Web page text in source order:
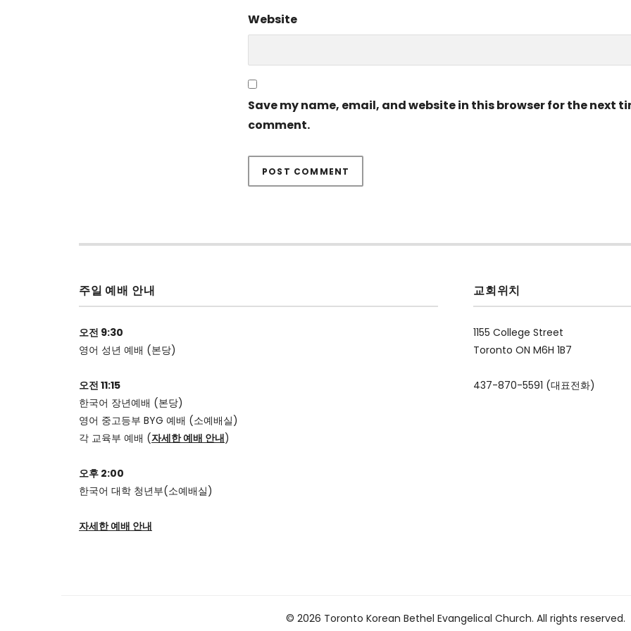
Website
Save my name, email, and website in this browser for the next
comment.
주일 예배 안내
오전 9:30
영어 성년 예배 (본당)
오전 11:15
한국어 장년예배 (본당)
영어 중고등부 BYG 예배 (소예배실)
각 교육부 예배 (자세한 예배 안내)
오후 2:00
한국어 대학 청년부(소예배실)
자세한 예배 안내
교회위치
1155 College Street
Toronto ON M6H 1B7
437-870-5591 (대표전화)
© 2026 Toronto Korean Bethel Evangelical Church. All rights reserved.